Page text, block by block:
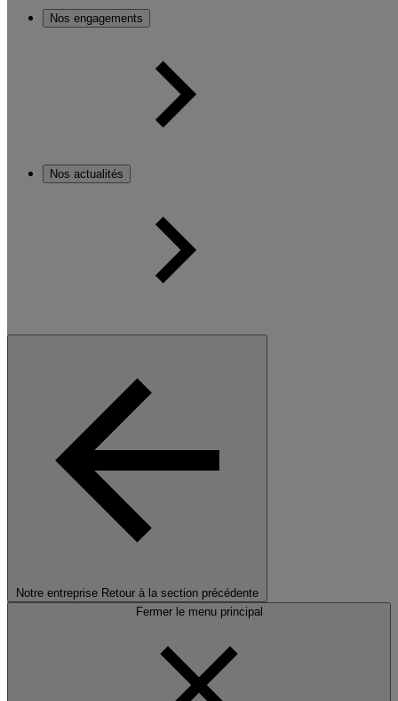
Nos engagements
Nos actualités
Notre entreprise Retour à la section précédente
Fermer le menu principal